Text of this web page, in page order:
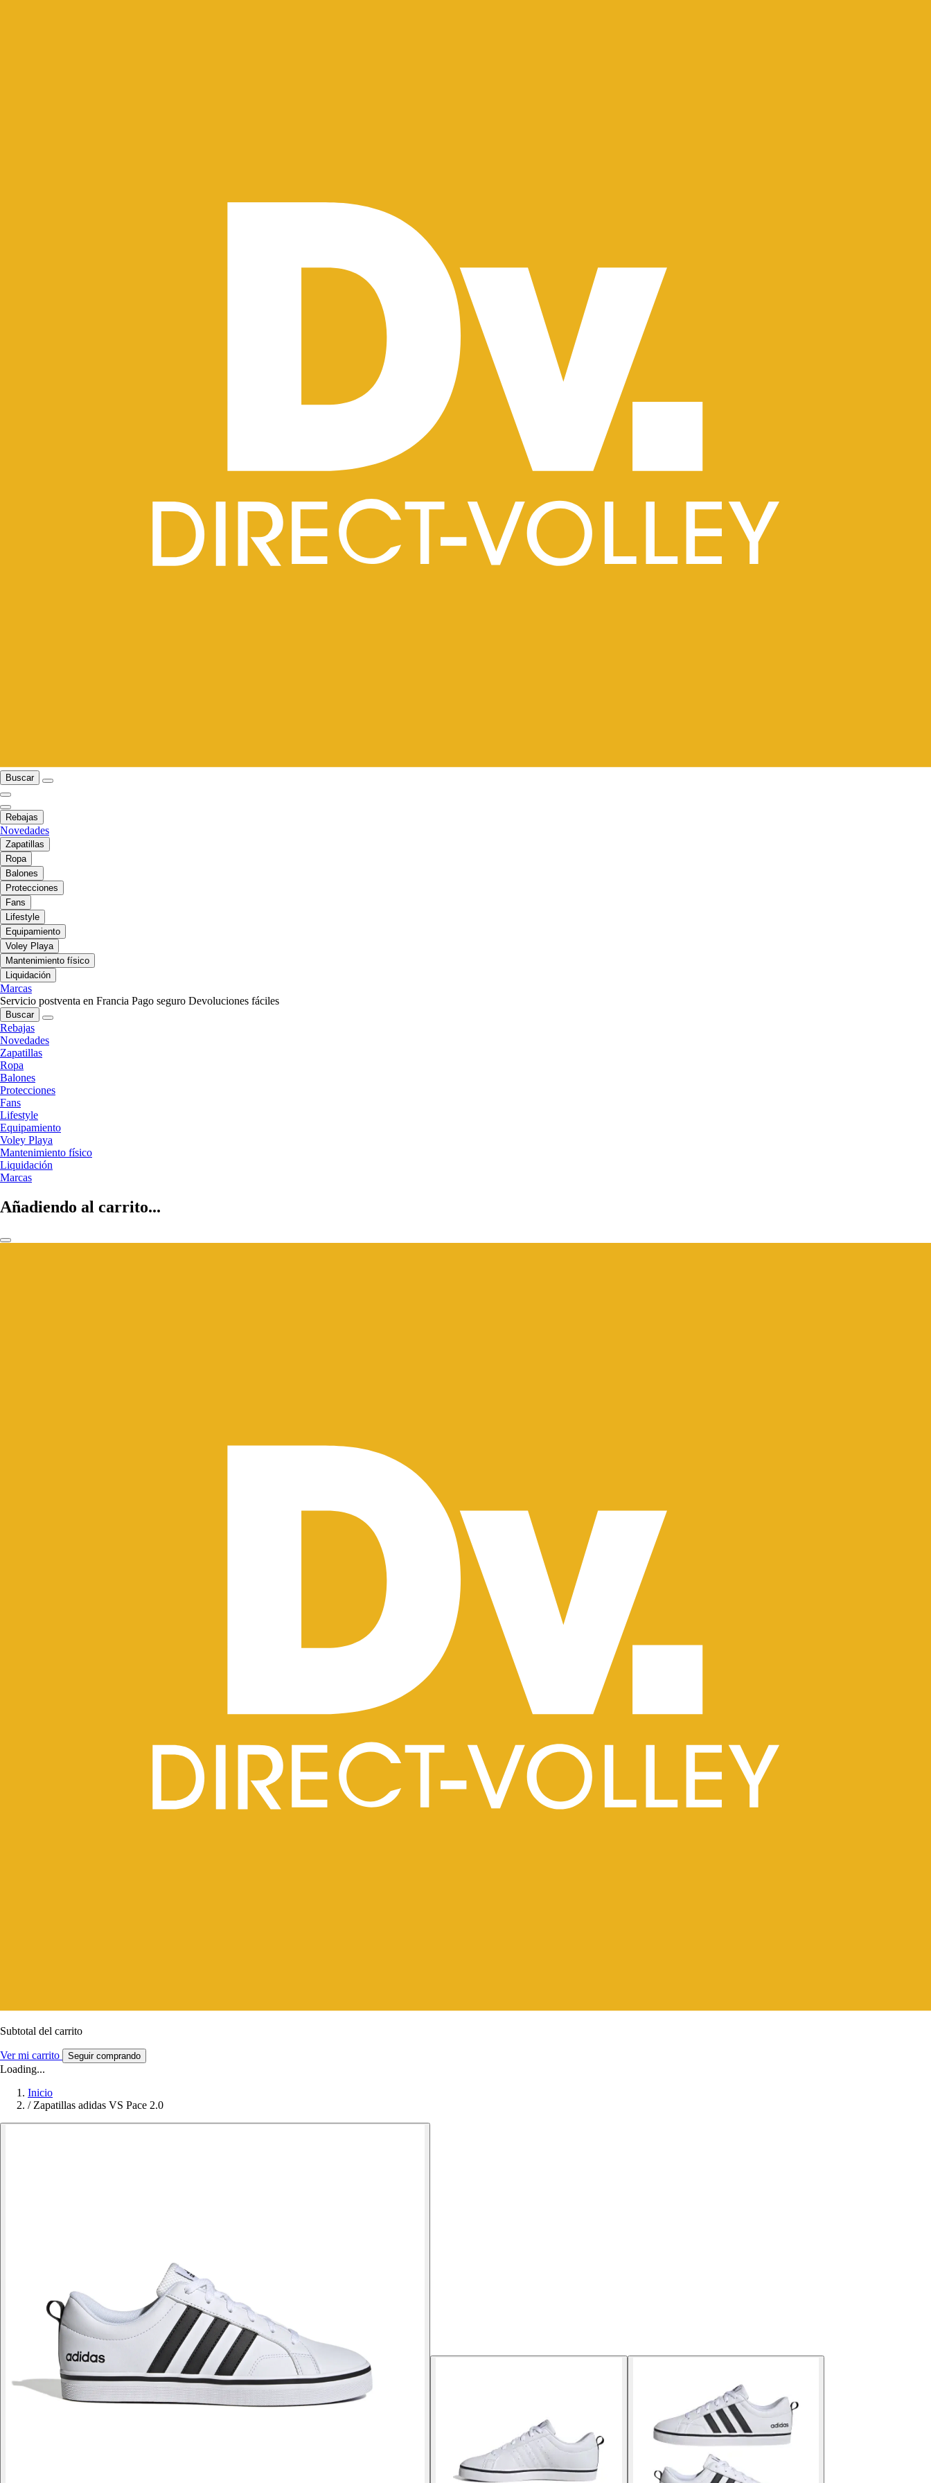
Buscar
Rebajas
Novedades
Zapatillas
Ropa
Balones
Protecciones
Fans
Lifestyle
Equipamiento
Voley Playa
Mantenimiento físico
Liquidación
Marcas
Servicio postventa en Francia Pago seguro Devoluciones fáciles
Buscar
Rebajas
Novedades
Zapatillas
Ropa
Balones
Protecciones
Fans
Lifestyle
Equipamiento
Voley Playa
Mantenimiento físico
Liquidación
Marcas
Añadiendo al carrito...
Subtotal del carrito
Ver mi carrito Seguir comprando
Loading...
Inicio
/ Zapatillas adidas VS Pace 2.0